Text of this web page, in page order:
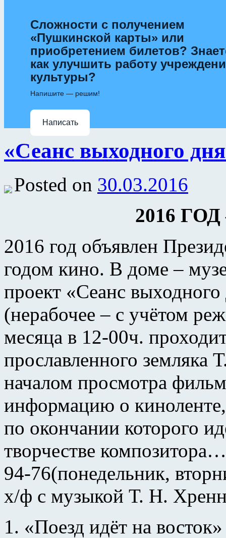
Сложности с получением
«Пушкинской карты» или
приобретением билетов?
как улучшить работу
культуры?
Напишите — решим!
Написать
«Сеанс выходного
Posted on 30.03.2016
2016
2016 год объявлен
годом кино. В доме –
проект «Сеанс
(нерабочее – с учётом
месяца в 12-00ч.
прославленного земляка
началом просмотра
информацию о
по окончании которого
творчестве
94-76(понедельник,
х/ф с музыкой Т. Н.
1. «Поезд идёт на восток»